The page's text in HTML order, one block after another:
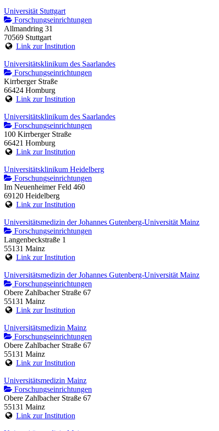
Universität Stuttgart
Forschungseinrichtungen
Allmandring 31
70569 Stuttgart
Link zur Institution
Universitätsklinikum des Saarlandes
Forschungseinrichtungen
Kirrberger Straße
66424 Homburg
Link zur Institution
Universitätsklinikum des Saarlandes
Forschungseinrichtungen
100 Kirrberger Straße
66421 Homburg
Link zur Institution
Universitätsklinikum Heidelberg
Forschungseinrichtungen
Im Neuenheimer Feld 460
69120 Heidelberg
Link zur Institution
Universitätsmedizin der Johannes Gutenberg-Universität Mainz
Forschungseinrichtungen
Langenbeckstraße 1
55131 Mainz
Link zur Institution
Universitätsmedizin der Johannes Gutenberg-Universität Mainz
Forschungseinrichtungen
Obere Zahlbacher Straße 67
55131 Mainz
Link zur Institution
Universitätsmedizin Mainz
Forschungseinrichtungen
Obere Zahlbacher Straße 67
55131 Mainz
Link zur Institution
Universitätsmedizin Mainz
Forschungseinrichtungen
Obere Zahlbacher Straße 67
55131 Mainz
Link zur Institution